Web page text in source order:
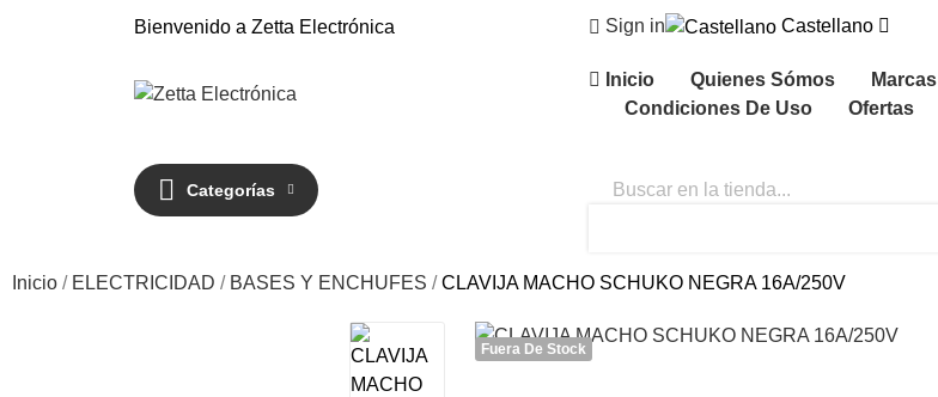
Bienvenido a Zetta Electrónica Sign in Castellano
Inicio Quienes Sómos
Marcas
Condiciones De Uso
Ofertas
Categorías
Inicio ELECTRICIDAD BASES Y ENCHUFES CLAVIJA MACHO SCHUKO NEGRA 16A/250V
Fuera De Stock